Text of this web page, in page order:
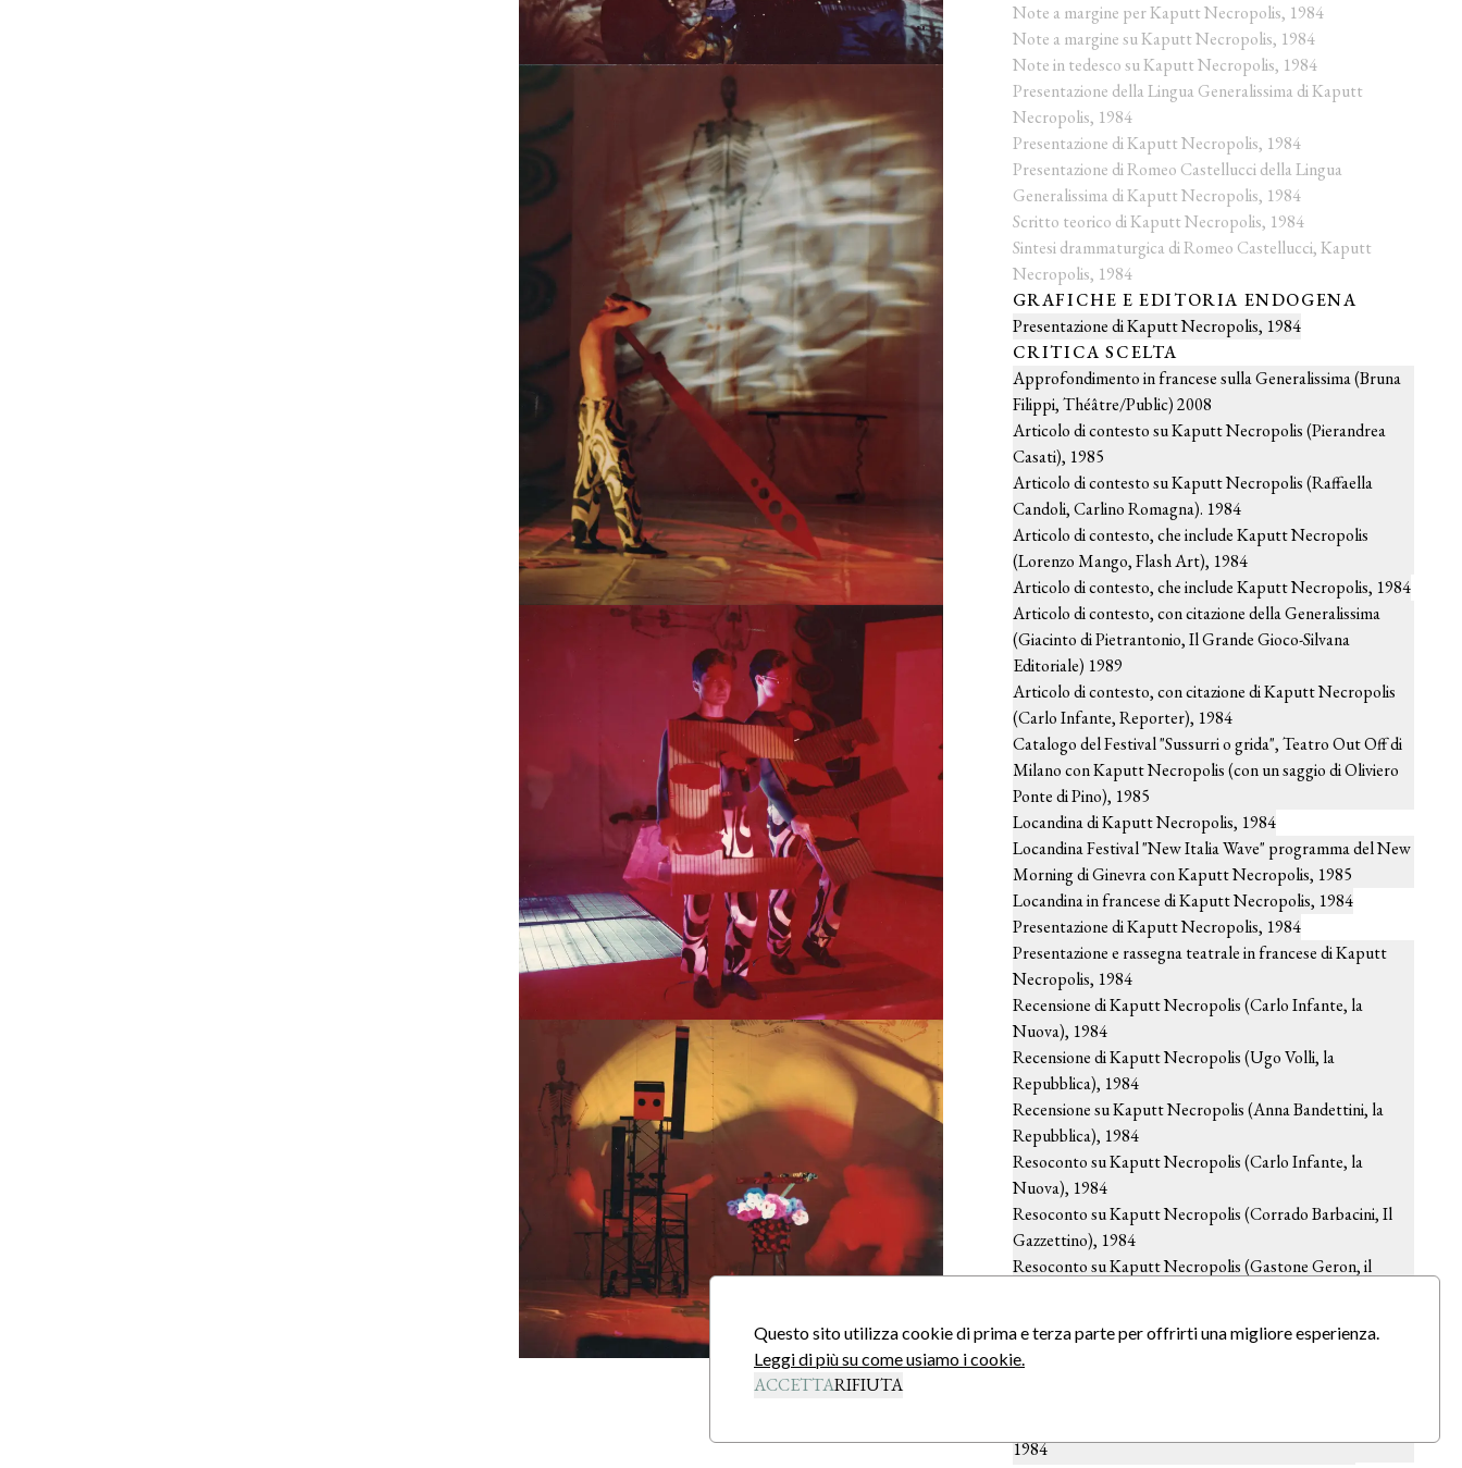
Questo sito utilizza cookie di prima e terza parte per offrirti una migliore esperienza.
Leggi di più su come usiamo i cookie.
ACCETTARIFIUTA
Note a margine per Kaputt Necropolis, 1984
Note a margine su Kaputt Necropolis, 1984
Note in tedesco su Kaputt Necropolis, 1984
Presentazione della Lingua Generalissima di Kaputt
Necropolis, 1984
Presentazione di Kaputt Necropolis, 1984
Presentazione di Romeo Castellucci della Lingua
Generalissima di Kaputt Necropolis, 1984
Scritto teorico di Kaputt Necropolis, 1984
Sintesi drammaturgica di Romeo Castellucci, Kaputt
Necropolis, 1984
GRAFICHE E EDITORIA ENDOGENA
Presentazione di Kaputt Necropolis, 1984
CRITICA SCELTA
Approfondimento in francese sulla Generalissima (Bruna
Filippi, Théâtre/Public) 2008
Articolo di contesto su Kaputt Necropolis (Pierandrea
Casati), 1985
Articolo di contesto su Kaputt Necropolis (Raffaella
Candoli, Carlino Romagna). 1984
Articolo di contesto, che include Kaputt Necropolis
(Lorenzo Mango, Flash Art), 1984
Articolo di contesto, che include Kaputt Necropolis, 1984
Articolo di contesto, con citazione della Generalissima
(Giacinto di Pietrantonio, Il Grande Gioco-Silvana
Editoriale) 1989
Articolo di contesto, con citazione di Kaputt Necropolis
(Carlo Infante, Reporter), 1984
Catalogo del Festival "Sussurri o grida", Teatro Out Off di
Milano con Kaputt Necropolis (con un saggio di Oliviero
Ponte di Pino), 1985
Locandina di Kaputt Necropolis, 1984
Locandina Festival "New Italia Wave" programma del New
Morning di Ginevra con Kaputt Necropolis, 1985
Locandina in francese di Kaputt Necropolis, 1984
Presentazione di Kaputt Necropolis, 1984
Presentazione e rassegna teatrale in francese di Kaputt
Necropolis, 1984
Recensione di Kaputt Necropolis (Carlo Infante, la
Nuova), 1984
Recensione di Kaputt Necropolis (Ugo Volli, la
Repubblica), 1984
Recensione su Kaputt Necropolis (Anna Bandettini, la
Repubblica), 1984
Resoconto su Kaputt Necropolis (Carlo Infante, la
Nuova), 1984
Resoconto su Kaputt Necropolis (Corrado Barbacini, Il
Gazzettino), 1984
Resoconto su Kaputt Necropolis (Gastone Geron, il
manifesto), 1984
Resoconto su Kaputt Necropolis (Giorgio Sebastiano
1984